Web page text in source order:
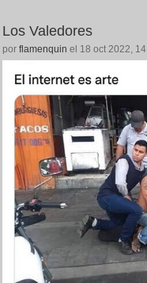
Los Valedores
por flamenquin el 18 oct 2022,